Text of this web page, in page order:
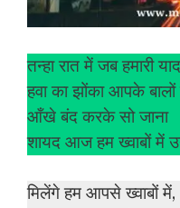
तन्हा रात में जब हमारी
हवा का झोंका आपके
आँखे बंद करके सो जाना
शायद आज हम ख्वाबों में
मिलेंगे हम आपसे ख्वाबों में,